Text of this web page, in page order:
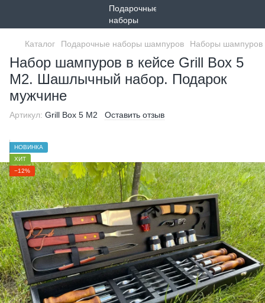
Каталог Подарочные наборы шампуров Наборы шампуров
Набор шампуров в кейсе Grill Box 5
M2. Шашлычный набор. Подарок
мужчине
Артикул: Grill Box 5 M2 Оставить отзыв
НОВИНКА
ХИТ
−12%